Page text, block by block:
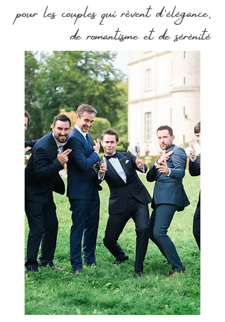
pour les couples qui rêvent d’élégance,
de romantisme et de sérénité